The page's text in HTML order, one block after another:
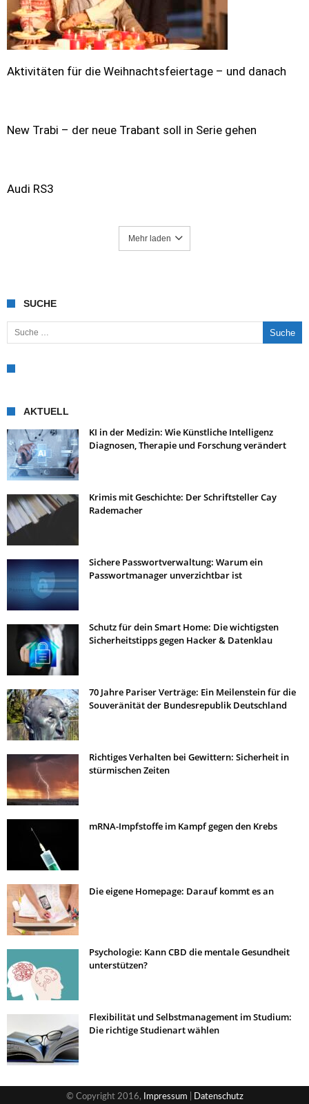
Aktivitäten für die Weihnachtsfeiertage – und danach
New Trabi – der neue Trabant soll in Serie gehen
Audi RS3
Mehr laden
SUCHE
Suche nach:
AKTUELL
KI in der Medizin: Wie Künstliche Intelligenz
Diagnosen, Therapie und Forschung verändert
Krimis mit Geschichte: Der Schriftsteller Cay
Rademacher
Sichere Passwortverwaltung: Warum ein
Passwortmanager unverzichtbar ist
Schutz für dein Smart Home: Die wichtigsten
Sicherheitstipps gegen Hacker & Datenklau
70 Jahre Pariser Verträge: Ein Meilenstein für die
Souveränität der Bundesrepublik Deutschland
Richtiges Verhalten bei Gewittern: Sicherheit in
stürmischen Zeiten
mRNA-Impfstoffe im Kampf gegen den Krebs
Die eigene Homepage: Darauf kommt es an
Psychologie: Kann CBD die mentale Gesundheit
unterstützen?
Flexibilität und Selbstmanagement im Studium:
Die richtige Studienart wählen
© Copyright 2016, Impressum Datenschutz